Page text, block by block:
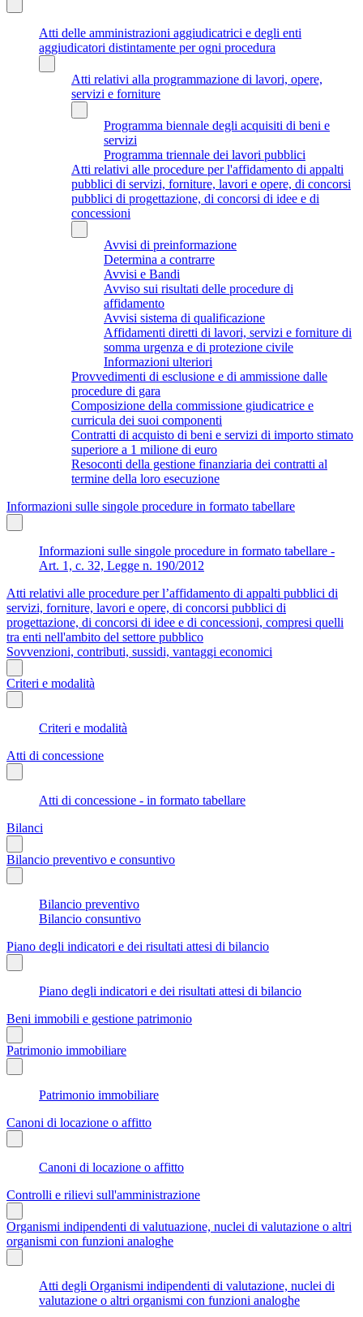
Atti delle amministrazioni aggiudicatrici e degli enti
aggiudicatori distintamente per ogni procedura
Atti relativi alla programmazione di lavori, opere,
servizi e forniture
Programma biennale degli acquisiti di beni e
servizi
Programma triennale dei lavori pubblici
Atti relativi alle procedure per l'affidamento di appalti
pubblici di servizi, forniture, lavori e opere, di concorsi
pubblici di progettazione, di concorsi di idee e di
concessioni
Avvisi di preinformazione
Determina a contrarre
Avvisi e Bandi
Avviso sui risultati delle procedure di
affidamento
Avvisi sistema di qualificazione
Affidamenti diretti di lavori, servizi e forniture di
somma urgenza e di protezione civile
Informazioni ulteriori
Provvedimenti di esclusione e di ammissione dalle
procedure di gara
Composizione della commissione giudicatrice e
curricula dei suoi componenti
Contratti di acquisto di beni e servizi di importo stimato
superiore a 1 milione di euro
Resoconti della gestione finanziaria dei contratti al
termine della loro esecuzione
Informazioni sulle singole procedure in formato tabellare
Informazioni sulle singole procedure in formato tabellare -
Art. 1, c. 32, Legge n. 190/2012
Atti relativi alle procedure per l’affidamento di appalti pubblici di
servizi, forniture, lavori e opere, di concorsi pubblici di
progettazione, di concorsi di idee e di concessioni, compresi quelli
tra enti nell'ambito del settore pubblico
Sovvenzioni, contributi, sussidi, vantaggi economici
Criteri e modalità
Criteri e modalità
Atti di concessione
Atti di concessione - in formato tabellare
Bilanci
Bilancio preventivo e consuntivo
Bilancio preventivo
Bilancio consuntivo
Piano degli indicatori e dei risultati attesi di bilancio
Piano degli indicatori e dei risultati attesi di bilancio
Beni immobili e gestione patrimonio
Patrimonio immobiliare
Patrimonio immobiliare
Canoni di locazione o affitto
Canoni di locazione o affitto
Controlli e rilievi sull'amministrazione
Organismi indipendenti di valutuazione, nuclei di valutazione o altri
organismi con funzioni analoghe
Atti degli Organismi indipendenti di valutazione, nuclei di
valutazione o altri organismi con funzioni analoghe